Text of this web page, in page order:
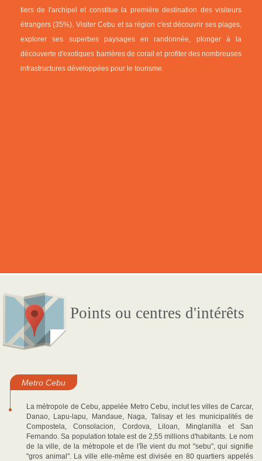
tiers de l'archipel et constitue la première destination des visiteurs
étrangers (35%). Visiter Cebu et sa région c'est découvrir ses plages,
explorer ses superbes paysages en randonnée, plonger à la
découverte d'exotiques barrières de corail et profiter des nombreuses
infrastructures développées pour le tourisme.
Points ou centres d'intérêts
Metro Cebu
La métropole de Cebu, appelée Metro Cebu, inclut les villes de Carcar,
Danao, Lapu-lapu, Mandaue, Naga, Talisay et les municipalités de
Compostela, Consolacion, Cordova, Liloan, Minglanilla et San
Fernando. Sa population totale est de 2,55 millions d'habitants. Le nom
de la ville, de la métropole et de l'île vient du mot "sebu", qui signifie
"gros animal". La ville elle-même est divisée en 80 quartiers appelés